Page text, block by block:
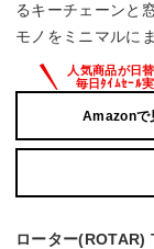
るキーチェーンと
モノをミニマルに
Amazonで
ローター